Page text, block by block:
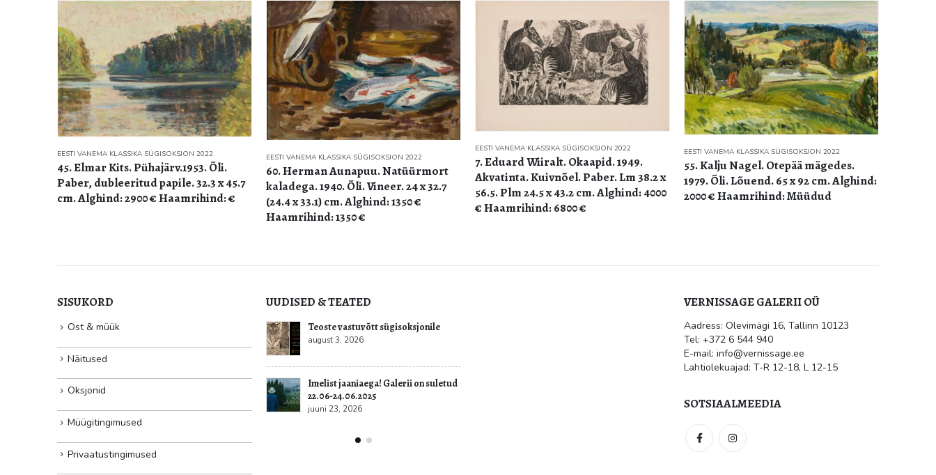
EESTI VANEMA KLASSIKA SÜGISOKSJON 2022
60. Herman Aunapuu. Natüürmort
kaladega. 1940. Õli. Vineer. 24 x 32.7
(24.4 x 33.1) cm. Alghind: 1350 €
7. Eduard Wiiralt. Okaapid. 1949.
Akvatinta. Kuivnõel. Paber. Lm 38.2 x
56.5. Plm 24.5 x 43.2 cm. Alghind: 4000
€ Haamrihind: 6800 €
EESTI VANEMA KLASSIKA SÜGISOKSJON 2022
55. Kalju Nagel. Otepää mägedes.
1979. Õli. Lõuend. 65 x 92 cm. Alghind:
2000 € Haamrihind: Müüdud
EESTI VANEMA KLASSIKA SÜGISOKSJON 2022
23. Lepo Mikko. Otepää maastik. 1962.
Õli. Lõuend. 65 x 92 cm. Alghind: 6000
€ Haamrihind: 33 000 €
SISUKORD
Ost & müük
Näitused
Oksjonid
Müügitingimused
Privaatustingimused
UUDISED & TEATED
Teoste vastuvõtt sügisoksjonile
Imelist jaaniaega! Galerii on suletud
juuni 23, 2026
Kultuur.err: Vernissage galeriis
avati Jüri Mildebergi näitus
mai 31, 2026
Kultuur.err: Vernissage galeriis
avati Jüri Mildebergi näitus
“Hingedeusk”
mai 31, 2026
VERNISSAGE GALERII OÜ
Aadress: Olevimägi 16, Tallinn 10123
Tel: +372 6 544 940
E-mail: info@vernissage.ee
Lahtiolekuajad: T-R 12-18, L 12-15
SOTSIAALMEEDIA